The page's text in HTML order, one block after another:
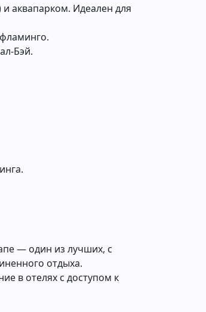
аквапарком. Идеален для
Бэй.
— один из лучших, с
отдыха.
в отелях с доступом к